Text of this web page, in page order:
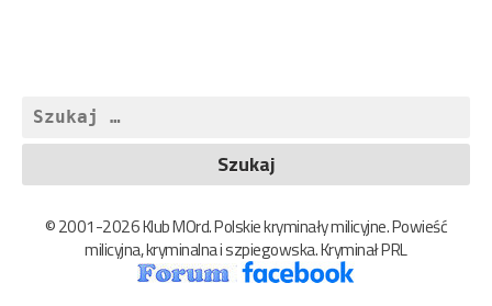
Szukaj:
© 2001-2026 Klub MOrd. Polskie kryminały milicyjne. Powieść
milicyjna, kryminalna i szpiegowska. Kryminał PRL